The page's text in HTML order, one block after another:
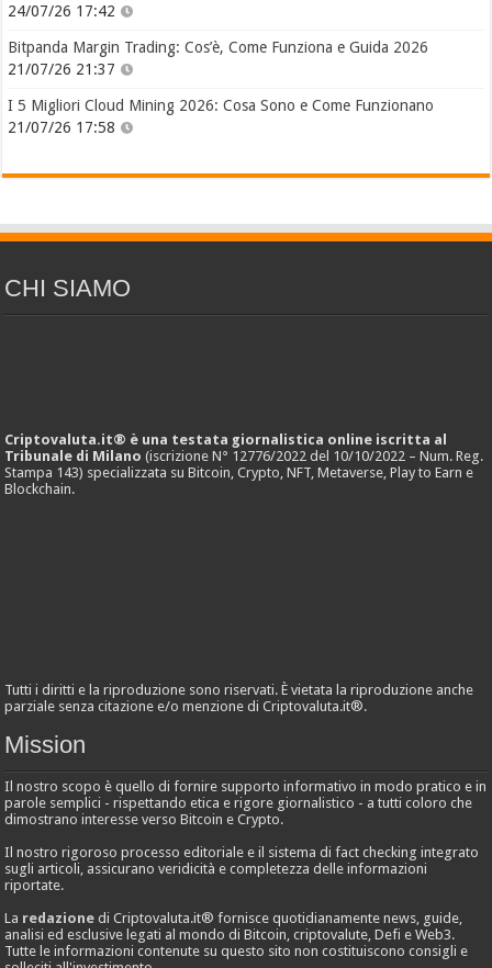
24/07/26 17:42
Bitpanda Margin Trading: Cos’è, Come Funziona e Guida 2026
21/07/26 21:37
I 5 Migliori Cloud Mining 2026: Cosa Sono e Come Funzionano
21/07/26 17:58
CHI SIAMO
Criptovaluta.it® è una testata giornalistica online iscritta al
Tribunale di Milano (iscrizione N° 12776/2022 del 10/10/2022 – Num. Reg.
Stampa 143) specializzata su Bitcoin, Crypto, NFT, Metaverse, Play to Earn e
Blockchain.
Tutti i diritti e la riproduzione sono riservati. È vietata la riproduzione anche
parziale senza citazione e/o menzione di Criptovaluta.it®.
Mission
Il nostro scopo è quello di fornire supporto informativo in modo pratico e in
parole semplici - rispettando etica e rigore giornalistico - a tutti coloro che
dimostrano interesse verso Bitcoin e Crypto.
Il nostro rigoroso processo editoriale e il sistema di fact checking integrato
sugli articoli, assicurano veridicità e completezza delle informazioni
riportate.
La redazione di Criptovaluta.it® fornisce quotidianamente news, guide,
analisi ed esclusive legati al mondo di Bitcoin, criptovalute, Defi e Web3.
Tutte le informazioni contenute su questo sito non costituiscono consigli e